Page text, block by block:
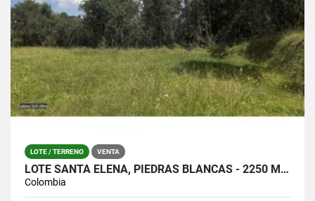
LOTE / TERRENO VENTA
LOTE SANTA ELENA, PIEDRAS BLANCAS - 2250 MTS / $380.000.0000
Colombia